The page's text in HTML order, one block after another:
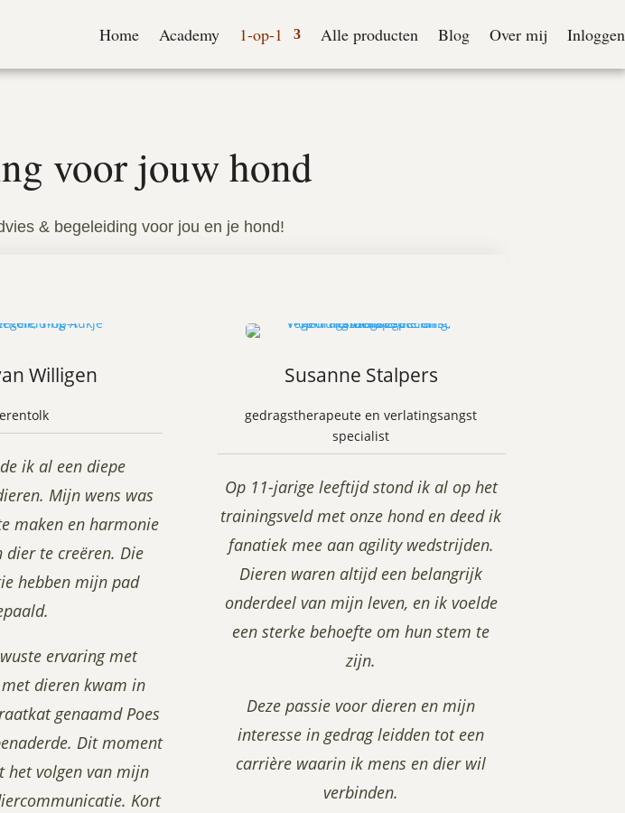
Home Academy 1-op-1 Alle producten Blog Over mij Inloggen
voor jouw hond
& begeleiding voor jou en je hond!
Willigen
ik al een diepe
Mijn wens was
maken en harmonie
dier te creëren. Die
hebben mijn pad
ervaring met
dieren kwam in
genaamd Poes
Dit moment
het volgen van mijn
Kort
Susanne Stalpers
gedragstherapeute en verlatingsangst
specialist
Op 11-jarige leeftijd stond ik al op het
trainingsveld met onze hond en deed ik
fanatiek mee aan agility wedstrijden.
Dieren waren altijd een belangrijk
onderdeel van mijn leven, en ik voelde
een sterke behoefte om hun stem te
zijn.
Deze passie voor dieren en mijn
interesse in gedrag leidden tot een
carrière waarin ik mens en dier wil
verbinden.